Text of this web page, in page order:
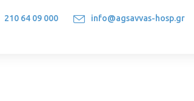
210 64 09 000 info@agsavvas-hosp.gr